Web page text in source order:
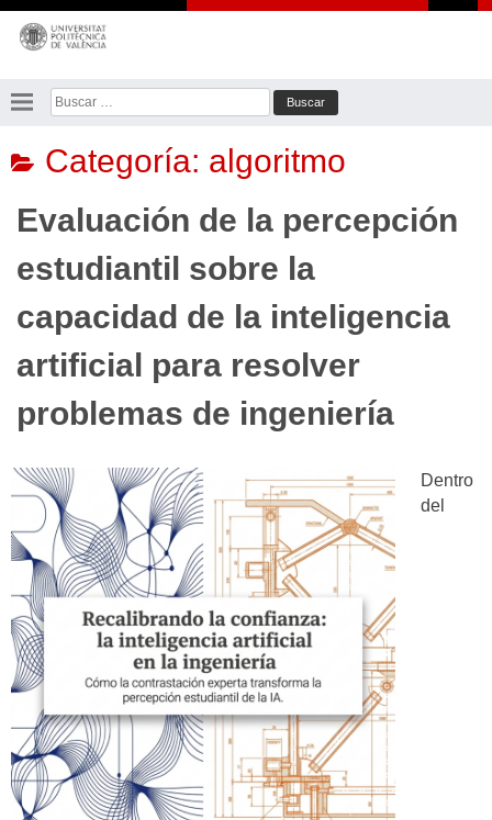
Saltar
contenido
Buscar:
Categoría: algoritmo
Evaluación de la percepción
estudiantil sobre la
capacidad de la inteligencia
artificial para resolver
problemas de ingeniería
Dentro
del